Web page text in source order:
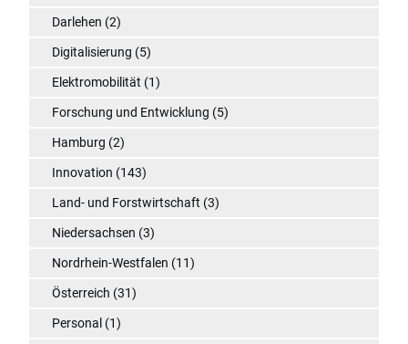
Darlehen (2)
Digitalisierung (5)
Elektromobilität (1)
Forschung und Entwicklung (5)
Hamburg (2)
Innovation (143)
Land- und Forstwirtschaft (3)
Niedersachsen (3)
Nordrhein-Westfalen (11)
Österreich (31)
Personal (1)